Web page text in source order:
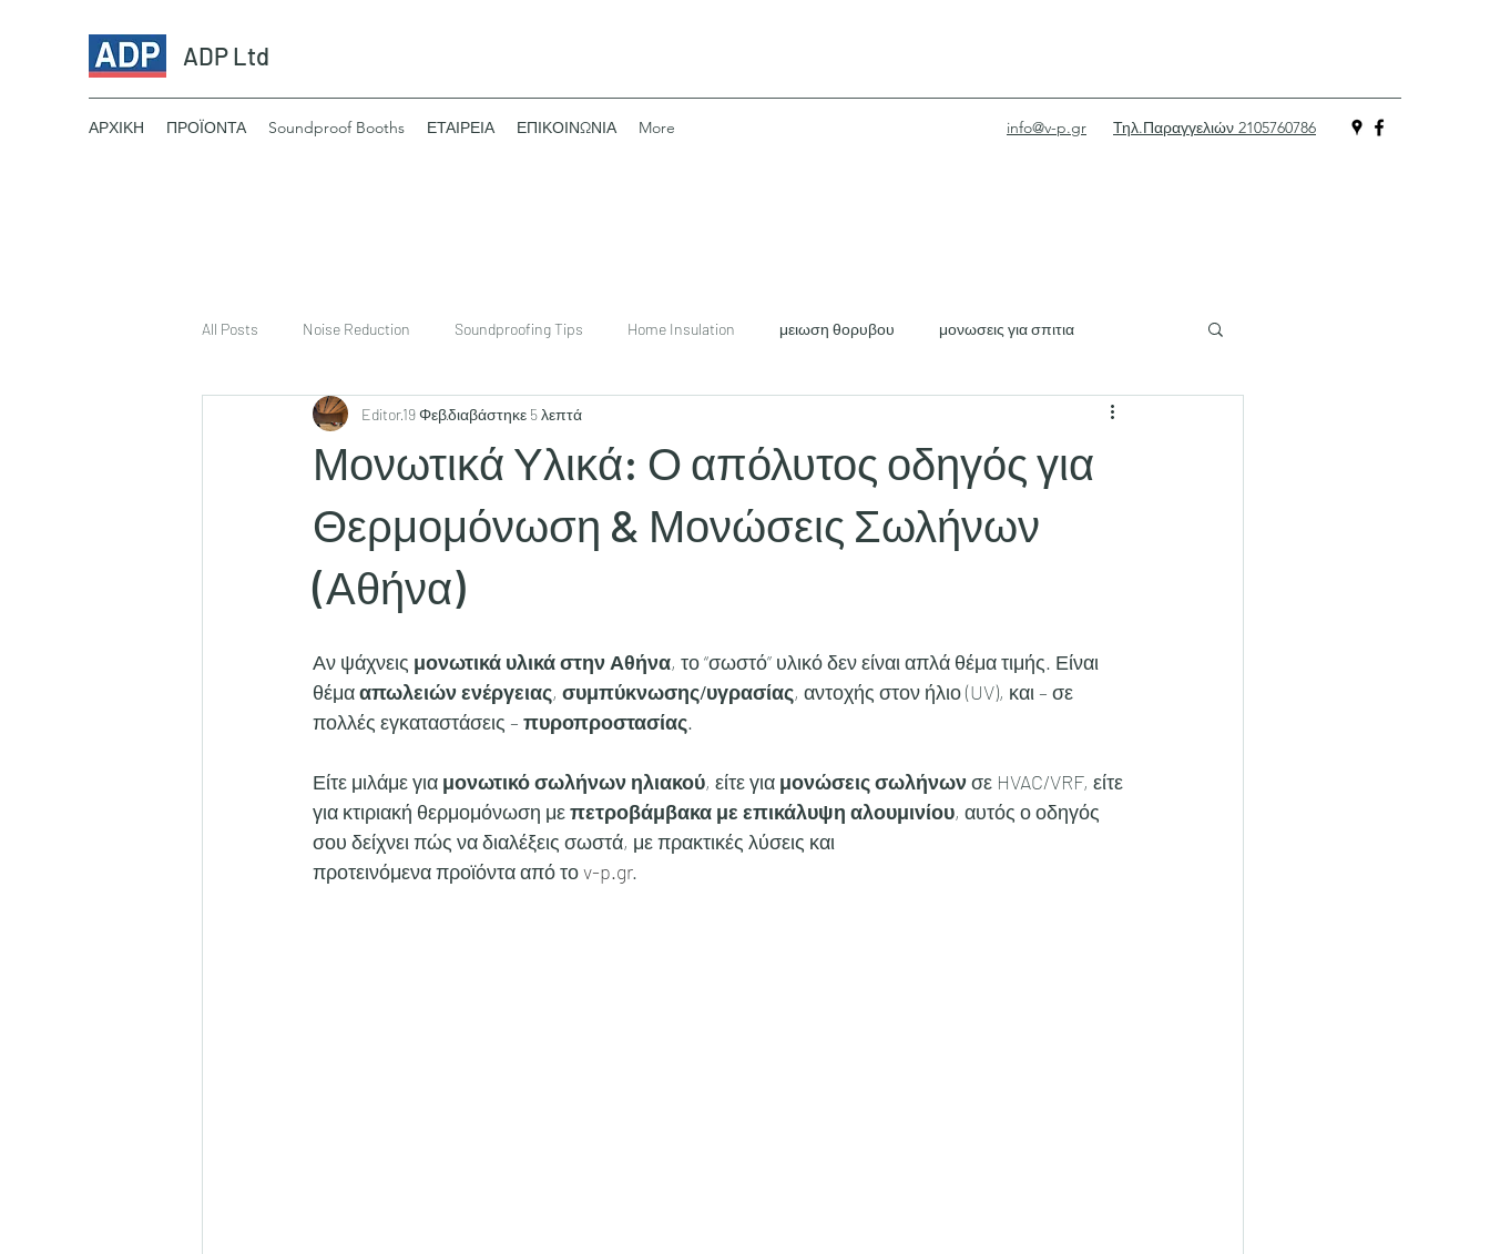
ADP Ltd
ΑΡΧΙΚΗ ΠΡΟΪΟΝΤΑ Soundproof Booths ΕΤΑΙΡΕΙΑ ΕΠΙΚΟΙΝΩΝΙΑ More info@v-p.gr Τηλ.Παραγγελιών 2105760786
All Posts Noise Reduction Soundproofing Tips Home Insulation μειωση θορυβου μονωσεις για σπιτια
ηχομονωση συμβουλες ηχομονωσης
υαλοβαμβακας
Μονωτικά Υλικά: Ο απόλυτος οδηγός για
Θερμομόνωση & Μονώσεις Σωλήνων
(Αθήνα)
Editor19 Φεβδιαβάστηκε 5 λεπτά
Αν ψάχνεις μονωτικά υλικά στην Αθήνα, το “σωστό” υλικό δεν είναι απλά θέμα τιμής. Είναι
θέμα απωλειών ενέργειας, συμπύκνωσης/υγρασίας, αντοχής στον ήλιο (UV), και – σε
πολλές εγκαταστάσεις – πυροπροστασίας.
Είτε μιλάμε για μονωτικό σωλήνων ηλιακού, είτε για μονώσεις σωλήνων σε HVAC/VRF, είτε
για κτιριακή θερμομόνωση με πετροβάμβακα με επικάλυψη αλουμινίου, αυτός ο οδηγός
σου δείχνει πώς να διαλέξεις σωστά, με πρακτικές λύσεις και
προτεινόμενα προϊόντα από το v-p.gr.